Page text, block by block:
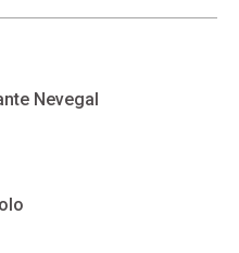
Nevegal